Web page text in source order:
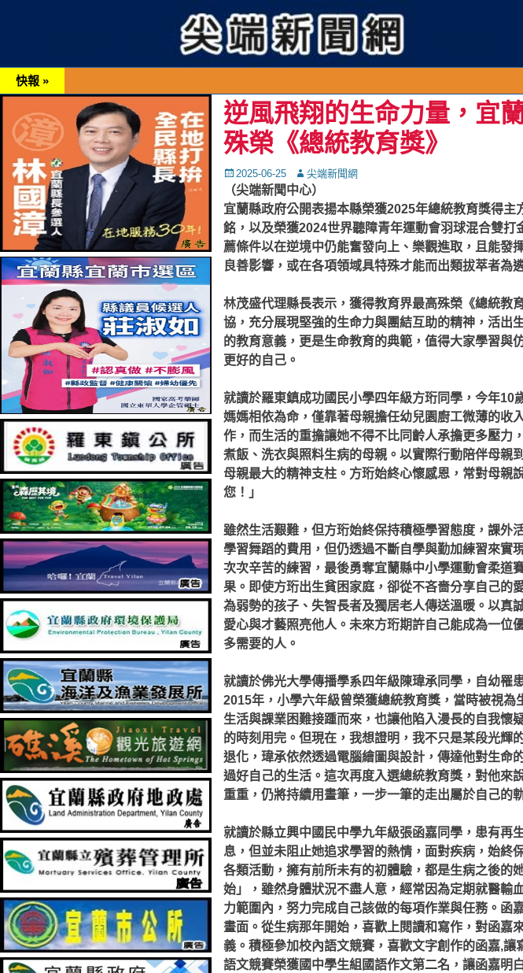
快報 »
逆風飛翔的生命力量，宜
殊榮《總統教育獎》
Posted
on
2025-06-25 Autor尖端新聞網
（尖端新聞中心）
宜蘭縣政府公開表揚本縣榮獲2025年總統教育獎得
銘，以及榮獲2024世界聽障青年運動會羽球混合雙
薦條件以在逆境中仍能奮發向上、樂觀進取，且能發
良善影響，或在各項領域具特殊才能而出類拔萃者為
林茂盛代理縣長表示，獲得教育界最高殊榮《總統教
協，充分展現堅強的生命力與團結互助的精神，活出
的教育意義，更是生命教育的典範，值得大家學習與
更好的自己。
就讀於羅東鎮成功國民小學四年級方珩同學，今年10
媽媽相依為命，僅靠著母親擔任幼兒園廚工微薄的收
作，而生活的重擔讓她不得不比同齡人承擔更多壓力
煮飯、洗衣與照料生病的母親。以實際行動陪伴母親
母親最大的精神支柱。方珩始終心懷感恩，常對母親
您！」
雖然生活艱難，但方珩始終保持積極學習態度，課外
學習舞蹈的費用，但仍透過不斷自學與勤加練習來實
次次辛苦的練習，最後勇奪宜蘭縣中小學運動會柔道
果。即使方珩出生貧困家庭，卻從不吝嗇分享自己的
為弱勢的孩子、失智長者及獨居老人傳送溫暖。以真
愛心與才藝照亮他人。未來方珩期許自己能成為一位
多需要的人。
就讀於佛光大學傳播學系四年級陳瑋承同學，自幼罹
2015年，小學六年級曾榮獲總統教育獎，當時被視為
生活與課業困難接踵而來，也讓他陷入漫長的自我懷
的時刻用完。但現在，我想證明，我不只是某段光輝
退化，瑋承依然透過電腦繪圖與設計，傳達他對生命
過好自己的生活。這次再度入選總統教育獎，對他來
重重，仍將持續用畫筆，一步一筆的走出屬於自己的
就讀於縣立興中國民中學九年級張函嘉同學，患有再
息，但並未阻止她追求學習的熱情，面對疾病，始終
各類活動，擁有前所未有的初體驗，都是生病之後的
始」，雖然身體狀況不盡人意，經常因為定期就醫輸
力範圍內，努力完成自己該做的每項作業與任務。函
畫面。從生病那年開始，喜歡上閱讀和寫作，對函嘉
義。積極參加校內語文競賽，喜歡文字創作的函嘉,
語文競賽榮獲國中學生組國語作文第二名，讓函嘉明